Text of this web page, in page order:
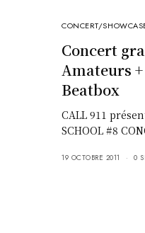
CONCERT/
Concert
Amateurs
Beatbox
CALL 911
SCHOOL #8
19 OCTOBRE 2011 0